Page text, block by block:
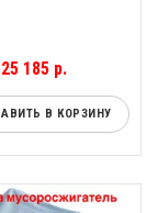
25 185 р.
В КОРЗИНУ